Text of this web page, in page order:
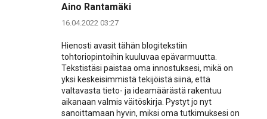
Aino Rantamäki
16.04.2022 03:27
Hienosti avasit tähän blogitekstiin
tohtoriopintoihin kuuluvaa epävarmuutta.
Tekstistäsi paistaa oma innostuksesi, mikä on
yksi keskeisimmistä tekijöistä siinä, että
valtavasta tieto- ja ideamäärästä rakentuu
aikanaan valmis väitöskirja. Pystyt jo nyt
sanoittamaan hyvin, miksi oma tutkimuksesi on